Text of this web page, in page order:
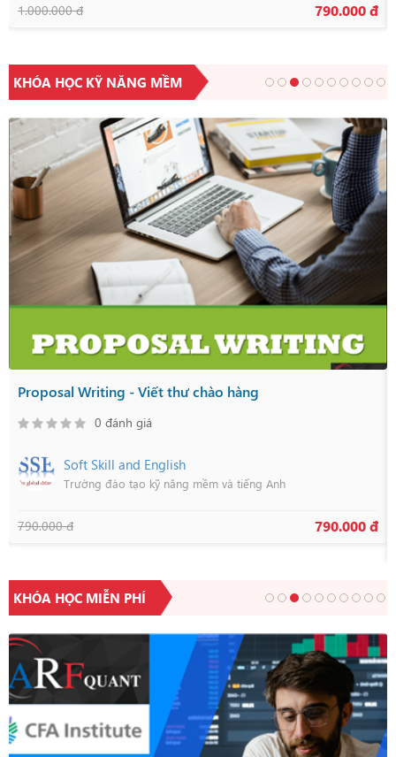
1.000.000 đ 790.000 đ
KHÓA HỌC KỸ NĂNG MỀM
Proposal Writing - Viết thư chào hàng
0 đánh giá
Soft Skill and English
Trường đào tạo kỹ năng mềm và tiếng Anh
790.000 đ 790.000 đ
KHÓA HỌC MIỄN PHÍ